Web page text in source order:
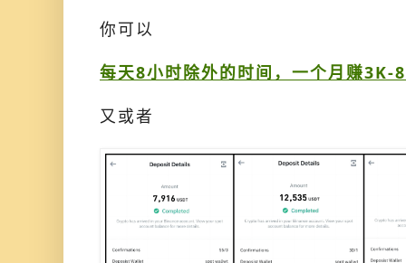
你可以
每天8小时除外的时间，一个月赚3K-
又或者